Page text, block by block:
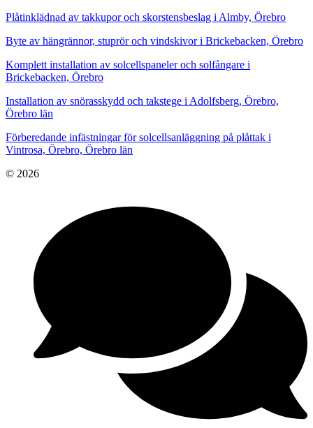
Plåtinklädnad av takkupor och skorstensbeslag i Almby, Örebro
Byte av hängrännor, stuprör och vindskivor i Brickebacken, Örebro
Komplett installation av solcellspaneler och solfångare i
Brickebacken, Örebro
Installation av snörasskydd och takstege i Adolfsberg, Örebro,
Örebro län
Förberedande infästningar för solcellsanläggning på plåttak i
Vintrosa, Örebro, Örebro län
© 2026